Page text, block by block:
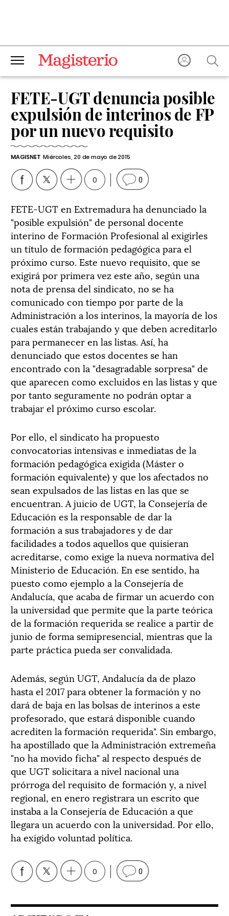
FETE-UGT denuncia posible
expulsión de interinos de FP
por un nuevo requisito
MAGISNET Miércoles, 20 de mayo de 2015
0 0
FETE-UGT en Extremadura ha denunciado la
"posible expulsión" de personal docente
interino de Formación Profesional al exigirles
un título de formación pedagógica para el
próximo curso. Este nuevo requisito, que se
exigirá por primera vez este año, según una
nota de prensa del sindicato, no se ha
comunicado con tiempo por parte de la
Administración a los interinos, la mayoría de los
cuales están trabajando y que deben acreditarlo
para permanecer en las listas. Así, ha
denunciado que estos docentes se han
encontrado con la "desagradable sorpresa" de
que aparecen como excluidos en las listas y que
por tanto seguramente no podrán optar a
trabajar el próximo curso escolar.
Por ello, el sindicato ha propuesto
convocatorias intensivas e inmediatas de la
formación pedagógica exigida (Máster o
formación equivalente) y que los afectados no
sean expulsados de las listas en las que se
encuentran. A juicio de UGT, la Consejería de
Educación es la responsable de dar la
formación a sus trabajadores y de dar
facilidades a todos aquellos que quisieran
acreditarse, como exige la nueva normativa del
Ministerio de Educación. En ese sentido, ha
puesto como ejemplo a la Consejería de
Andalucía, que acaba de firmar un acuerdo con
la universidad que permite que la parte teórica
de la formación requerida se realice a partir de
junio de forma semipresencial, mientras que la
parte práctica pueda ser convalidada.
Además, según UGT, Andalucía da de plazo
hasta el 2017 para obtener la formación y no
dará de baja en las bolsas de interinos a este
profesorado, que estará disponible cuando
acrediten la formación requerida". Sin embargo,
ha apostillado que la Administración extremeña
"no ha movido ficha" al respecto después de
que UGT solicitara a nivel nacional una
prórroga del requisito de formación y, a nivel
regional, en enero registrara un escrito que
instaba a la Consejería de Educación a que
llegara un acuerdo con la universidad. Por ello,
ha exigido voluntad política.
0 0